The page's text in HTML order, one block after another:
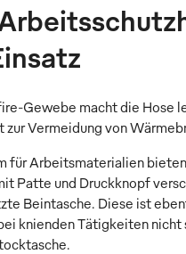
Gewebe macht die Hose
zur Vermeidung von
für Arbeitsmaterialien
Patte und Druckknopf
Beintasche. Diese ist
knienden Tätigkeiten